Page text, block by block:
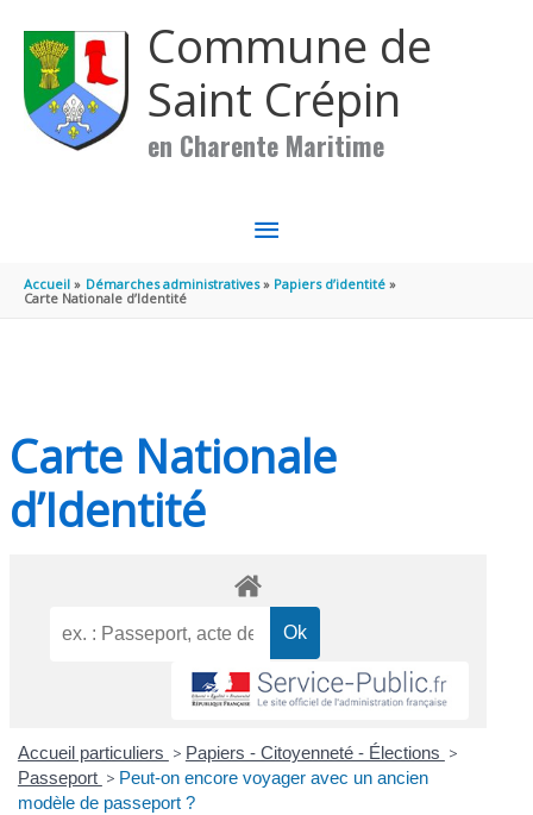
Commune de
Saint Crépin
en Charente Maritime
MENU
PRINCIPAL
Accueil Démarches administratives
Papiers d’identité
Carte Nationale d’Identité
Carte Nationale
d’Identité
Accueil particuliers > Papiers - Citoyenneté - Élections >
Passeport > Peut-on encore voyager avec un ancien
modèle de passeport ?